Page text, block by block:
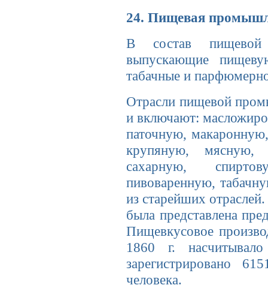
24. Пищевая
В состав пищевой
выпускающие
табачные и
Отрасли пищевой
и включают:
паточную,
крупяную, мясную,
сахарную,
пивоваренную,
из старейших
была представлена
Пищевкусовое
1860 г.
зарегистрировано
человека.